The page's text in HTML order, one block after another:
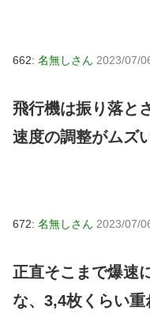
662: 名無しさん 2023/07/
飛行機は振り落と
速度の調整がムズ
672: 名無しさん 2023/07/
正直そこまで爆速
な、3,4枚くらい